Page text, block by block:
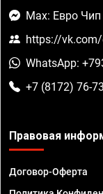
Max: Евро
https://
WhatsApp:
+7 (8172) 76-
Правовая
Договор-Оферта